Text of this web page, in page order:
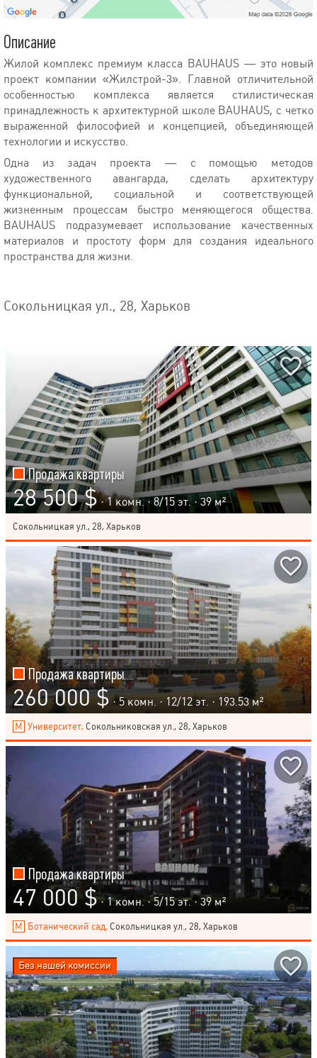
Описание
Жилой комплекс премиум класса BAUHAUS — это новый
проект компании «Жилстрой-3». Главной отличительной
особенностью комплекса является стилистическая
принадлежность к архитектурной школе BAUHAUS, с четко
выраженной философией и концепцией, объединяющей
технологии и искусство.
Одна из задач проекта — с помощью методов
художественного авангарда, сделать архитектуру
функциональной, социальной и соответствующей
жизненным процессам быстро меняющегося общества.
BAUHAUS подразумевает использование качественных
материалов и простоту форм для создания идеального
пространства для жизни.
Сокольницкая ул., 28, Харьков
Продажа квартиры
28 500 $ · 1 комн. ·8/15 эт. · 39 м²
Сокольницкая ул., 28, Харьков
Продажа квартиры
260 000 $ · 5 комн. · 12/12 эт. · 193.53 м²
Университет, Сокольниковская ул., 28, Харьков
Продажа квартиры
47 000 $ · 1 комн. ·5/15эт. · 39 м²
Ботанический сад, Сокольницкая ул., 28, Харьков
Без нашей комиссии